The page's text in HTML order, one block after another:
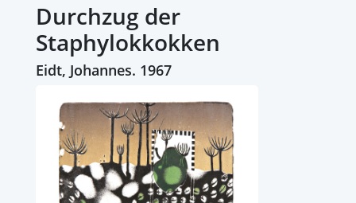
Durchzug der
Staphylokkokken
Eidt, Johannes. 1967